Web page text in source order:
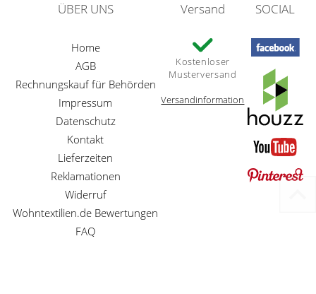
ÜBER UNS
Home
AGB
Rechnungskauf für Behörden
Impressum
Datenschutz
Kontakt
Lieferzeiten
Reklamationen
Widerruf
Wohntextilien.de Bewertungen
FAQ
Versand
Kostenloser
Musterversand
Versandinformation
SOCIAL